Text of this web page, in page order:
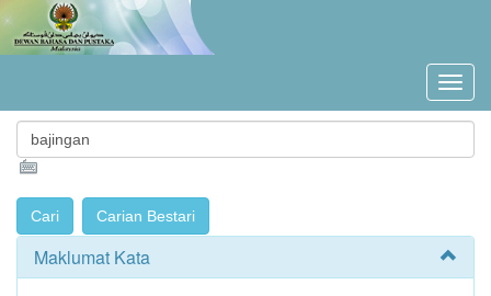
Maklumat Kata